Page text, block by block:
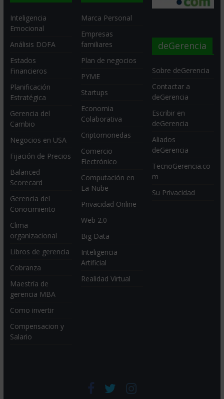
Inteligencia
Emocional
Análisis DOFA
Estados
Financieros
Planificación
Estratégica
Gerencia del
Cambio
Negocios en USA
Fijación de Precios
Balanced
Scorecard
Gerencia del
Conocimiento
Clima
organizacional
Libros de gerencia
Cobranza
Maestría de
gerencia MBA
Como invertir
Compensacion y
Salario
Marca Personal
Empresas
familiares
Plan de negocios
PYME
Startups
Economia
Colaborativa
Criptomonedas
Comercio
Electrónico
Computación en
La Nube
Privacidad Online
Web 2.0
Big Data
Inteligencia
Artificial
Realidad Virtual
deGerencia
Sobre deGerencia
Contactar a
deGerencia
Escribir en
deGerencia
Aliados
deGerencia
TecnoGerencia.co
m
Su Privacidad